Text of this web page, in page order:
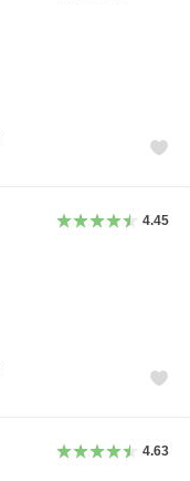
4.45
4.63